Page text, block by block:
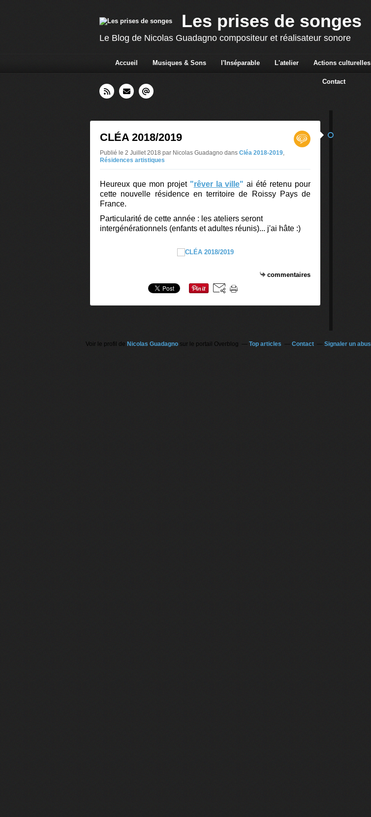
Les prises de songes
Le Blog de Nicolas Guadagno compositeur et réalisateur sonore
Accueil Musiques & Sons l'Inséparable L'atelier Actions culturelles
Contact
CLÉA 2018/2019
Publié le 2 Juillet 2018 par Nicolas Guadagno dans Cléa 2018-2019,
Résidences artistiques
Heureux que mon projet "rêver la ville" ai été retenu pour
cette nouvelle résidence en territoire de Roissy Pays de
France.
Particularité de cette année : les ateliers seront
intergénérationnels (enfants et adultes réunis)... j'ai hâte :)
commentaires
Voir le profil de Nicolas Guadagnosur le portail Overblog Top articles Contact Signaler un abus